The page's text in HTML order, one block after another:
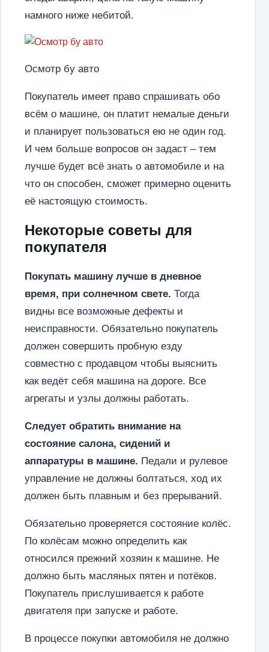
намного ниже небитой.
Осмотр бу авто
Покупатель имеет право спрашивать обо
всём о машине, он платит немалые деньги
и планирует пользоваться ею не один год.
И чем больше вопросов он задаст – тем
лучше будет всё знать о автомобиле и на
что он способен, сможет примерно оценить
её настоящую стоимость.
Некоторые советы для
покупателя
Покупать машину лучше в дневное
время, при солнечном свете. Тогда
видны все возможные дефекты и
неисправности. Обязательно покупатель
должен совершить пробную езду
совместно с продавцом чтобы выяснить
как ведёт себя машина на дороге. Все
агрегаты и узлы должны работать.
Следует обратить внимание на
состояние салона, сидений и
аппаратуры в машине. Педали и рулевое
управление не должны болтаться, ход их
должен быть плавным и без прерываний.
Обязательно проверяется состояние колёс.
По колёсам можно определить как
относился прежний хозяин к машине. Не
должно быть масляных пятен и потёков.
Покупатель прислушивается к работе
двигателя при запуске и работе.
В процессе покупки автомобиля не должно